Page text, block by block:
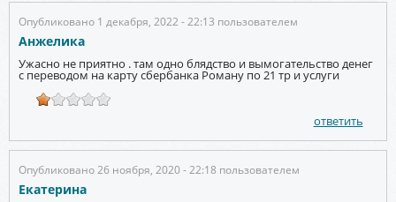
Опубликовано 1 декабря, 2022 - 22:13 пользователем
Анжелика
Ужасно не приятно . там одно блядство и вымогательство денег
с переводом на карту сбербанка Роману по 21 тр и услуги
ответить
Опубликовано 26 ноября, 2020 - 22:18 пользователем
Екатерина